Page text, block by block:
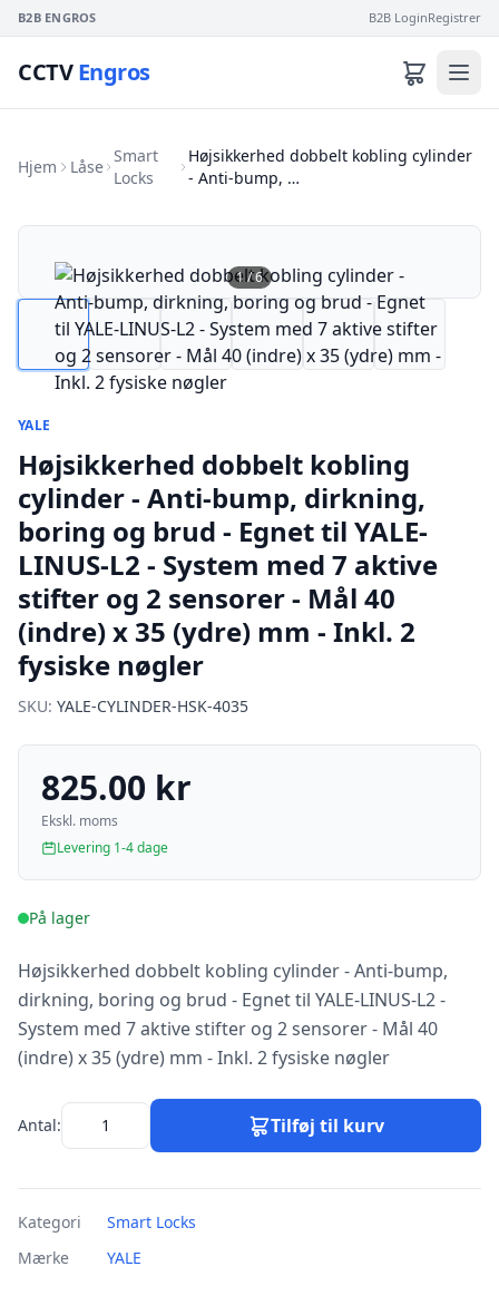
B2B ENGROS B2B LoginRegistrer
CCTVEngros
Hjem Låse
Smart
Locks
Højsikkerhed dobbelt kobling cylinder
- Anti-bump, …
1 /6
YALE
Højsikkerhed dobbelt kobling
cylinder - Anti-bump, dirkning,
boring og brud - Egnet til YALE-
LINUS-L2 - System med 7 aktive
stifter og 2 sensorer - Mål 40
(indre) x 35 (ydre) mm - Inkl. 2
fysiske nøgler
SKU: YALE-CYLINDER-HSK-4035
825.00 kr
Ekskl. moms
Levering 1-4 dage
På lager
Højsikkerhed dobbelt kobling cylinder - Anti-bump,
dirkning, boring og brud - Egnet til YALE-LINUS-L2 -
System med 7 aktive stifter og 2 sensorer - Mål 40
(indre) x 35 (ydre) mm - Inkl. 2 fysiske nøgler
Antal: Tilføj til kurv
Kategori
Smart Locks
Mærke
YALE